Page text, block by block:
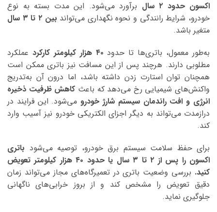
اکسون حدود ۲ سال
برآورد می‌شود. این مدت بسته به نوع
خودرو، شرایط رانندگی و نحوه نگهداری می‌تواند بین ۲ تا ۳ سال
متغیر باشد.
به‌طور معمول، باتری‌ها تا حدود ۴۰ هزار کیلومتر کارکرد
عملکرد
مطلوبی دارند. هرچند پس از این مسافت نیز باتری ممکن است
همچنان توان استارت زدن داشته باشد، اما درون آن به‌تدریج
واکنش‌های شیمیایی رخ می‌دهد که باعث کاهش ظرفیت ذخیره
انرژی و افت راندمان سیستم شارژ خودرو می‌شود. این فرایند در
درازمدت می‌تواند به دیگر اجزای الکتریکی خودرو نیز آسیب وارد
کند.
برای حفظ سلامت سیستم برق خودرو، توصیه می‌شود باتری
اکسون را پس از ۲ تا ۳ سال یا حدود ۴۰ هزار کیلومتر تعویض
کنید. بررسی وضعیت باتری در تعمیرگاه‌های مجاز می‌تواند زمان
دقیق تعویض را مشخص کند و از بروز خرابی‌های ناگهانی
جلوگیری نماید.